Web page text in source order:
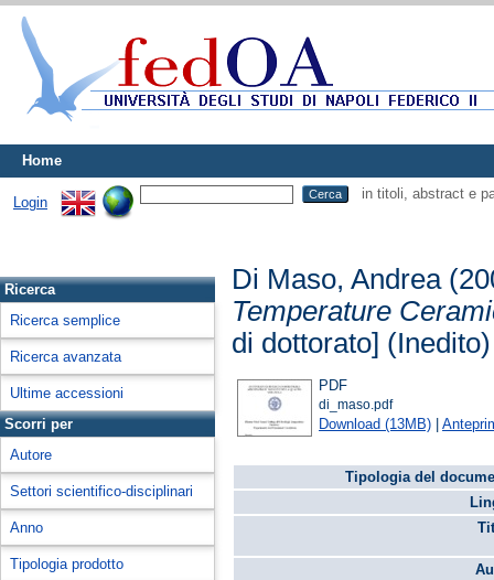
Home
Login
in titoli, abstract e
Ricerca
Ricerca semplice
Ricerca avanzata
Ultime accessioni
Scorri per
Autore
Settori scientifico-disciplinari
Anno
Tipologia prodotto
Di Maso, Andrea
Temperature
di dottorato] (Inedito)
PDF
di_maso.pdf
Download (13MB) |
Tipologia del